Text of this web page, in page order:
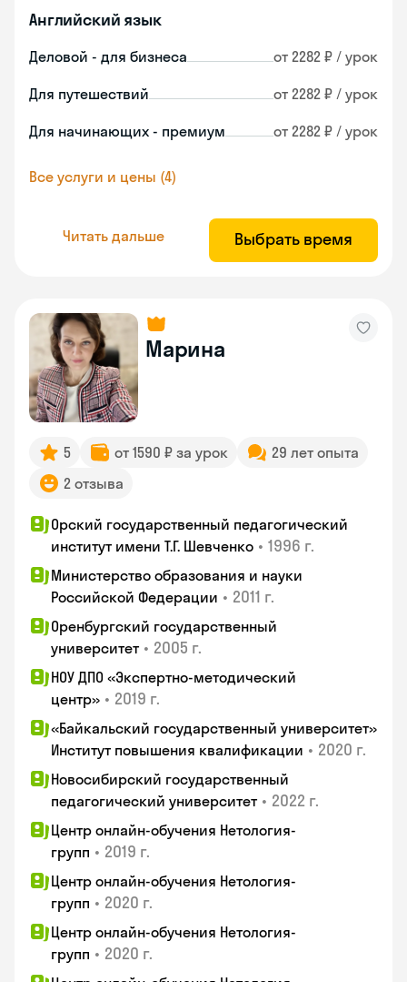
Английский язык
Деловой - для бизнеса от 2282 ₽ / урок
Для путешествий от 2282 ₽ / урок
Для начинающих - премиум от 2282 ₽ / урок
Все услуги и цены (4)
Читать дальше Выбрать время
Марина
5 от 1590 ₽ за урок
29 лет опыта
2 отзыва
Орский государственный педагогический
институт имени Т.Г. Шевченко • 1996 г.
Министерство образования и науки
Российской Федерации • 2011 г.
Оренбургский государственный
университет • 2005 г.
НОУ ДПО «Экспертно-методический
центр» • 2019 г.
«Байкальский государственный университет»
Институт повышения квалификации • 2020 г.
Новосибирский государственный
педагогический университет • 2022 г.
Центр онлайн-обучения Нетология-
групп • 2019 г.
Центр онлайн-обучения Нетология-
групп • 2020 г.
Центр онлайн-обучения Нетология-
групп • 2020 г.